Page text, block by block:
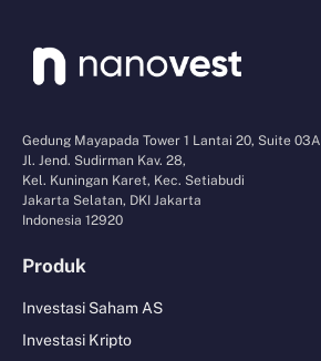
Gedung Mayapada Tower 1 Lantai 20, Suite 03A
Jl. Jend. Sudirman Kav. 28,
Kel. Kuningan Karet, Kec. Setiabudi
Jakarta Selatan, DKI Jakarta
Indonesia 12920
Produk
Investasi Saham AS
Investasi Kripto